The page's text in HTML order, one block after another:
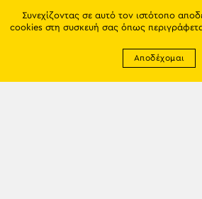
Συνεχίζοντας σε αυτό τον ιστότοπο
cookies στη συσκευή σας όπως
Αποδέχομαι